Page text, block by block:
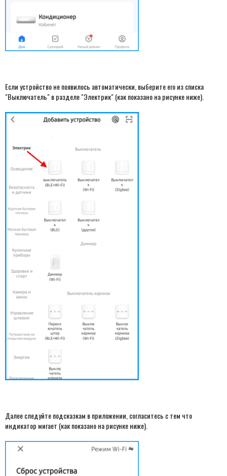
Если устройство не появилось автоматически, выберите его из списка
"Выключатель" в разделе "Электрик" (как показано на рисунке ниже).
Далее следуйте подсказкам в приложении, согласитесь с тем что
индикатор мигает (как показано на рисунке ниже).